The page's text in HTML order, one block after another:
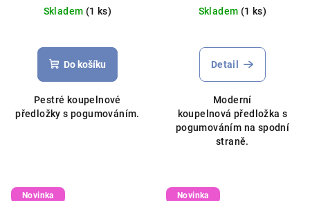
Skladem (1 ks)
Do košíku
Pestré koupelnové
předložky s pogumováním.
různé barvy
Skladem (1 ks)
Detail
Moderní
koupelnová předložka s
pogumováním na spodní
straně.
Novinka
Novinka